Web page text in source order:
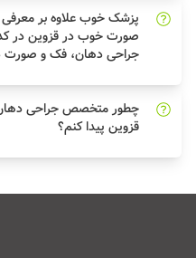
پزشک خوب علاوه بر
صورت خوب در قزوین در
جراحی دهان، فک و صورت
چطور متخصص جراحی
قزوین پیدا کنم؟